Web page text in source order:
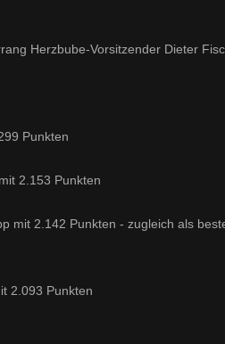
Herzbube-Vorsitzender Dieter
Punkten
2.153 Punkten
mit 2.142 Punkten - zugleich als
2.093 Punkten